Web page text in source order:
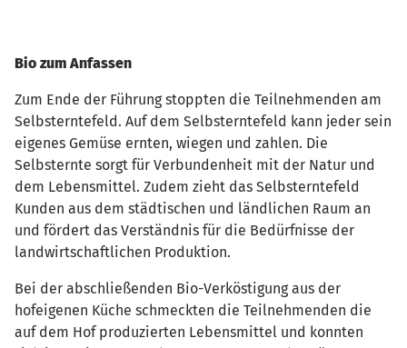
Bio zum Anfassen
Zum Ende der Führung stoppten die Teilnehmenden am
Selbsterntefeld. Auf dem Selbsterntefeld kann jeder sein
eigenes Gemüse ernten, wiegen und zahlen. Die
Selbsternte sorgt für Verbundenheit mit der Natur und
dem Lebensmittel. Zudem zieht das Selbsterntefeld
Kunden aus dem städtischen und ländlichen Raum an
und fördert das Verständnis für die Bedürfnisse der
landwirtschaftlichen Produktion.
Bei der abschließenden Bio-Verköstigung aus der
hofeigenen Küche schmeckten die Teilnehmenden die
auf dem Hof produzierten Lebensmittel und konnten